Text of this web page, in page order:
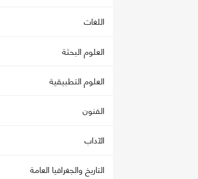
اللغات
العلوم البحثة
العلوم التطبيقية
الفنون
الآداب
التاريخ والجغرافيا العامة